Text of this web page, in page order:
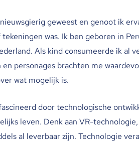
geweest en genoot ik
was. Ik ben geboren in
Als kind consumeerde ik al
personages brachten me
wat mogelijk is.
door technologische
leven. Denk aan VR-
al leverbaar zijn. Technologie